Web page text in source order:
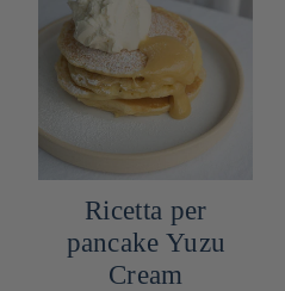
Ricetta per
pancake Yuzu
Cream